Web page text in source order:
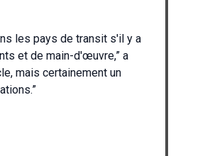
les pays de transit s'il y a
et de main-d'œuvre,” a
mais certainement un